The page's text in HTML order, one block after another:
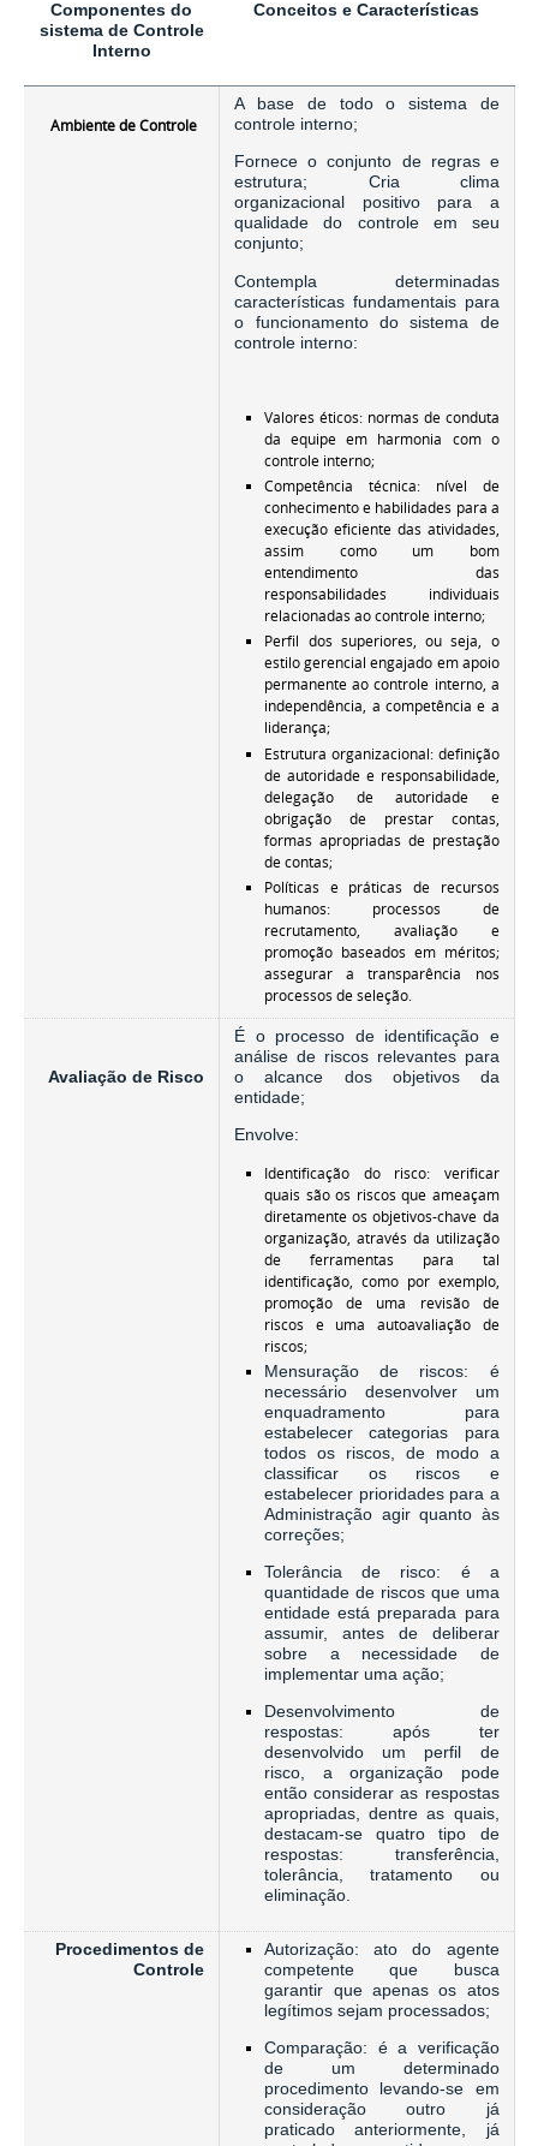
Componentes do
sistema de Controle
Interno
Conceitos e Características
Ambiente de Controle
Abase de todo o sistema de
controle interno;
Fornece o conjunto de regras e
estrutura; Cria clima
organizacional positivo para a
qualidade do controle em seu
conjunto;
Contempla determinadas
características fundamentais para
o funcionamento do sistema de
controle interno:
Valores éticos: normas de conduta
da equipe em harmonia com o
controle interno;
Competência técnica: nível de
conhecimento e habilidades para a
execução eficiente das atividades,
assim como um bom
entendimento das
responsabilidades individuais
relacionadas ao controle interno;
Perfil dos superiores, ou seja, o
estilo gerencial engajado em apoio
permanente ao controle interno, a
independência, a competência e a
liderança;
Estrutura organizacional: definição
de autoridade e responsabilidade,
delegação de autoridade e
obrigação de prestar contas,
formas apropriadas de prestação
de contas;
Políticas e práticas de recursos
humanos: processos de
recrutamento, avaliação e
promoção baseados em méritos;
assegurar a transparência nos
processos de seleção.
Avaliação de Risco
É o processo de identificação e
análise de riscos relevantes para
o alcance dos objetivos da
entidade;
Envolve:
Identificação do risco: verificar
quais são os riscos que ameaçam
diretamente os objetivos-chave da
organização, através da utilização
de ferramentas para tal
identificação, como por exemplo,
promoção de uma revisão de
riscos e uma autoavaliação de
riscos;
Mensuração de riscos: é
necessário desenvolver um
enquadramento para
estabelecer categorias para
todos os riscos, de modo a
classificar os riscos e
estabelecer prioridades para a
Administração agir quanto às
correções;
Tolerância de risco: é a
quantidade de riscos que uma
entidade está preparada para
assumir, antes de deliberar
sobre a necessidade de
implementar uma ação;
Desenvolvimento de
respostas: após ter
desenvolvido um perfil de
risco, a organização pode
então considerar as respostas
apropriadas, dentre as quais,
destacam-se quatro tipo de
respostas: transferência,
tolerância, tratamento ou
eliminação.
Procedimentos de
Controle
Autorização: ato do agente
competente que busca
garantir que apenas os atos
legítimos sejam processados;
Comparação: é a verificação
de um determinado
procedimento levando-se em
consideração outro já
praticado anteriormente, já